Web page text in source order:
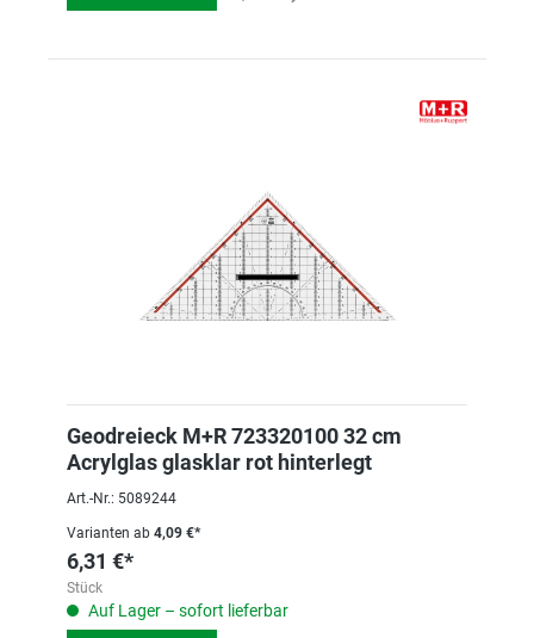
Geodreieck M+R 723320100 32 cm
Acrylglas glasklar rot hinterlegt
Art.-Nr.: 5089244
Varianten ab 4,09 €*
6,31 €*
Stück
Auf Lager – sofort lieferbar